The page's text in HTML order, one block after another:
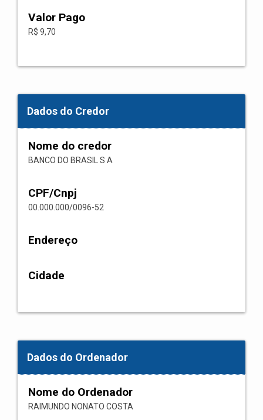
Valor Pago
R$ 9,70
Dados do Credor
Nome do credor
BANCO DO BRASIL S A
CPF/Cnpj
00.000.000/0096-52
Endereço
Cidade
Dados do Ordenador
Nome do Ordenador
RAIMUNDO NONATO COSTA